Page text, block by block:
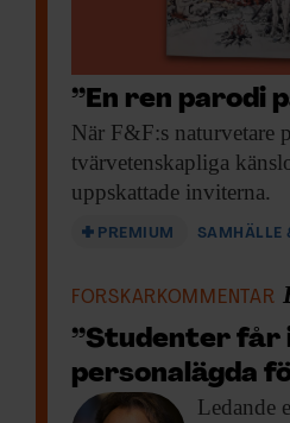
”En ren parodi
När F&F:s naturvetare
tvärvetenskapliga
uppskattade inviterna.
PREMIUM SAMHÄLLE
FORSKARKOMMENTAR
”Studenter
personalägda
Ledande